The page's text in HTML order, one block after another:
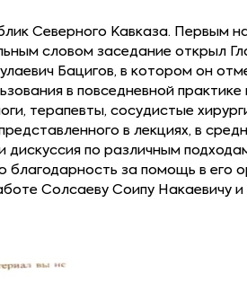
Северного Кавказа. Первым
словом заседание открыл
Бацигов, в котором он
в повседневной
терапевты, сосудистые
в лекциях, в
по различным
за помощь в его
Солсаеву Соипу Накаевичу